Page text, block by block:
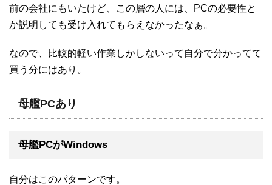
前の会社にもいたけど、この層の人には、PCの必要性と
か説明しても受け入れてもらえなかったなぁ。
なので、比較的軽い作業しかしないって自分で分かってて
買う分にはあり。
母艦PCあり
母艦PCがWindows
自分はこのパターンです。